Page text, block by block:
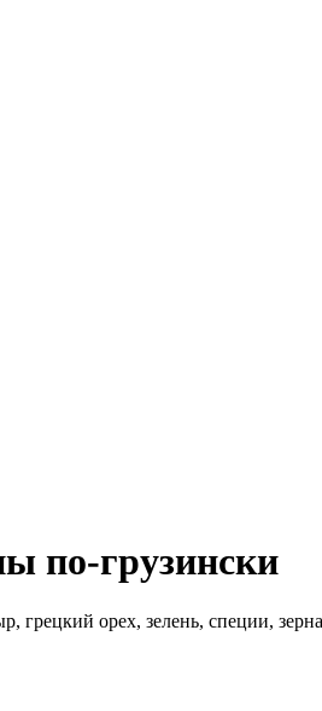
по-грузински
грецкий орех, зелень, специи,